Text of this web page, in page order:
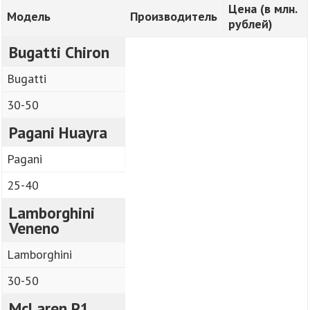
Модель Производитель
Цена (в млн.
рублей)
Bugatti Chiron
Bugatti
30-50
Pagani Huayra
Pagani
25-40
Lamborghini
Veneno
Lamborghini
30-50